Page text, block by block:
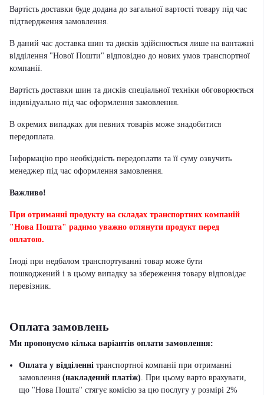
Вартість доставки буде додана до загальної вартості товару під час
підтвердження замовлення.
В даний час доставка шин та дисків здійснюється лише на вантажні
відділення "Нової Пошти" відповідно до нових умов транспортної
компанії.
Вартість доставки шин та дисків спеціальної техніки обговорюється
індивідуально під час оформлення замовлення.
В окремих випадках для певних товарів може знадобитися
передоплата.
Інформацію про необхідність передоплати та її суму озвучить
менеджер під час оформлення замовлення.
Важливо!
При отриманні продукту на складах транспортних компаній
"Нова Пошта" радимо уважно оглянути продукт перед
оплатою.
Іноді при недбалом транспортуванні товар може бути
пошкоджений і в цьому випадку за збереження товару відповідає
перевізник.
Оплата замовлень
Ми пропонуємо кілька варіантів оплати замовлення:
Оплата у відділенні транспортної компанії при отриманні
замовлення (накладений платіж). При цьому варто врахувати,
що "Нова Пошта" стягує комісію за цю послугу у розмірі 2%